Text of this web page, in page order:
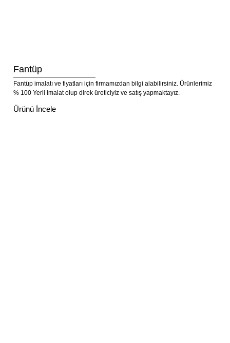
Fantüp
Fantüp imalatı ve fiyatları için firmamızdan bilgi alabilirsiniz. Ürünlerimiz
% 100 Yerli imalat olup direk üreticiyiz ve satış yapmaktayız.
Ürünü İncele